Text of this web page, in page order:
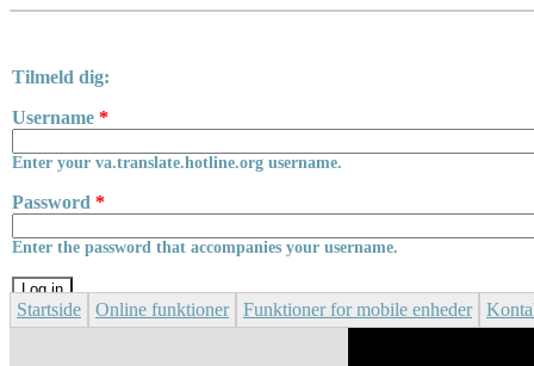
Tilmeld dig:
Username *
Enter your va.translate.hotline.org username.
Password *
Enter the password that accompanies your username.
Startside Online funktioner Funktioner for mobile enheder